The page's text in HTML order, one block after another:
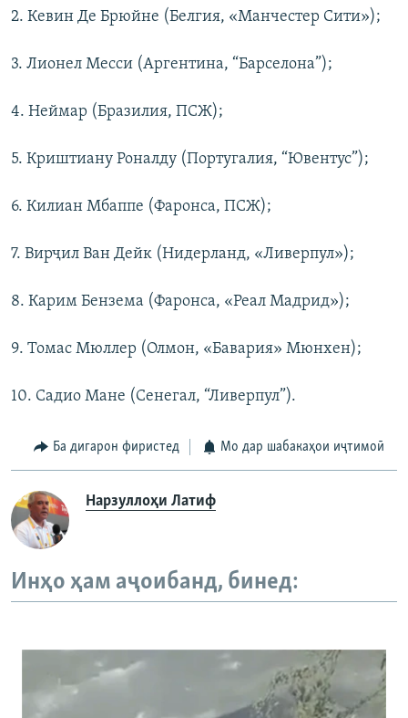
2. Кевин Де Брюйне (Белгия, «Манчестер Сити»);
3. Лионел Месси (Аргентина, “Барселона”);
4. Неймар (Бразилия, ПСЖ);
5. Криштиану Роналду (Португалия, “Ювентус”);
6. Килиан Мбаппе (Фаронса, ПСЖ);
7. Вирҷил Ван Дейк (Нидерланд, «Ливерпул»);
8. Карим Бензема (Фаронса, «Реал Мадрид»);
9. Томас Мюллер (Олмон, «Бавария» Мюнхен);
10. Садио Мане (Сенегал, “Ливерпул”).
Ба дигарон фиристед Мо дар шабакаҳои иҷтимоӣ
Нарзуллоҳи Латиф
Инҳо ҳам аҷоибанд, бинед: